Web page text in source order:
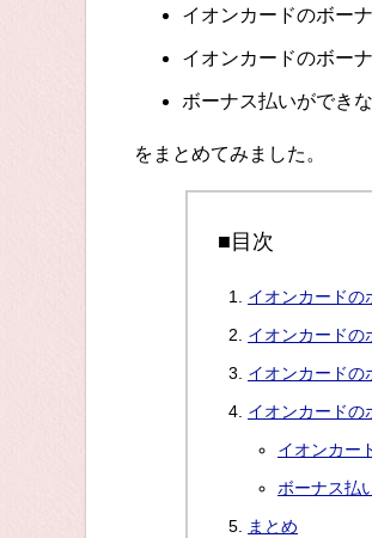
イオンカードのボー
イオンカードのボー
ボーナス払いができ
をまとめてみました。
■目次
イオンカードの
イオンカードの
イオンカードの
イオンカードの
イオンカー
ボーナス払
まとめ